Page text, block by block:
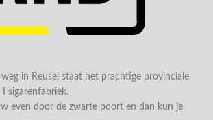
in Reusel staat het prachtige provinciale
sigarenfabriek.
even door de zwarte poort en dan kun je